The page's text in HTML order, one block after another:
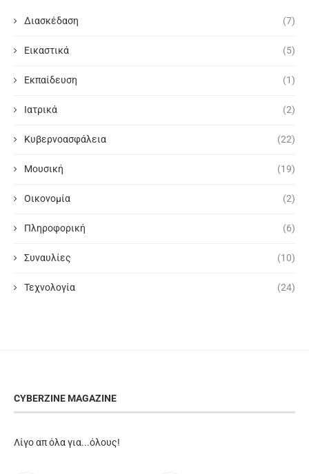
Διασκέδαση (7)
Εικαστικά (5)
Εκπαίδευση (1)
Ιατρικά (2)
Κυβερνοασφάλεια (22)
Μουσική (19)
Οικονομία (2)
Πληροφορική (6)
Συναυλίες (10)
Τεχνολογία (24)
CYBERZINE MAGAZINE
Λίγο απ όλα για...όλους!